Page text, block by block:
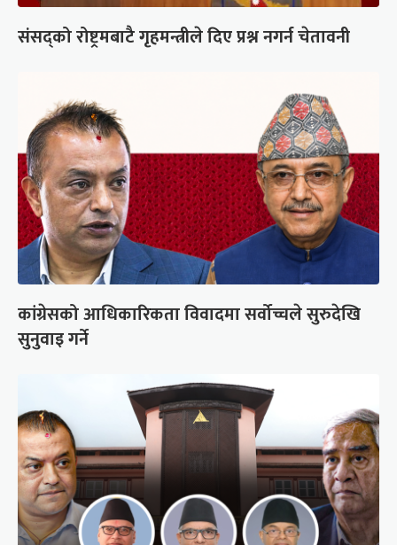
संसद्को रोष्ट्रमबाटै गृहमन्त्रीले दिए प्रश्न नगर्न चेतावनी
कांग्रेसको आधिकारिकता विवादमा सर्वोच्चले सुरुदेखि
सुनुवाइ गर्ने